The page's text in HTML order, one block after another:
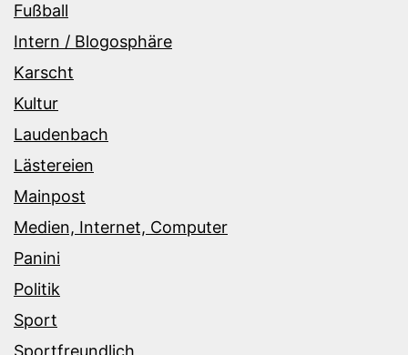
Fußball
Intern / Blogosphäre
Karscht
Kultur
Laudenbach
Lästereien
Mainpost
Medien, Internet, Computer
Panini
Politik
Sport